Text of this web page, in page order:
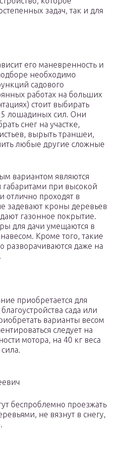
задач, так и для
его маневренность и
необходимо
садового
работах на больших
стоит выбирать
лошадиных сил. Они
снег на участке,
вырыть траншеи,
любые другие сложные
вариантом являются
при высокой
отлично проходят в
задевают кроны деревьев
газонное покрытие.
для дачи умещаются в
Кроме того, такие
разворачиваются даже на
приобретается для
сада или
варианты весом
следует на
мотора, на 40 кг веса
беспроблемно проезжать
не вязнут в снегу,